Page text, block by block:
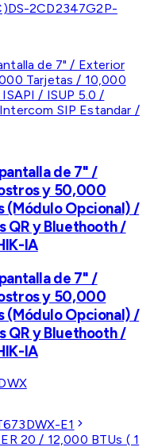
DS-2CD2347G2P-
de 7" /
y 50,000
(Módulo Opcional) /
QR y Bluethooth /
IA
de 7" /
y 50,000
(Módulo Opcional) /
QR y Bluethooth /
IA
E1